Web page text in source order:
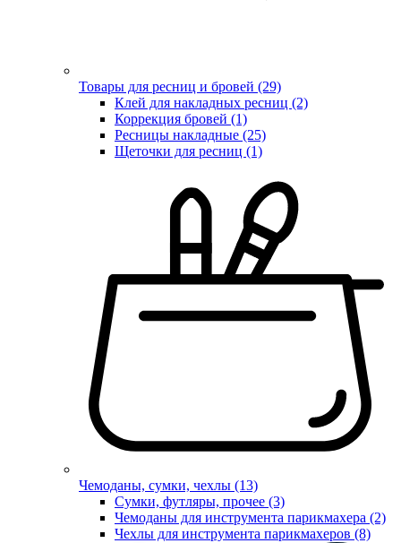
Товары для ресниц и бровей (29)
Клей для накладных ресниц (2)
Коррекция бровей (1)
Ресницы накладные (25)
Щеточки для ресниц (1)
Чемоданы, сумки, чехлы (13)
Сумки, футляры, прочее (3)
Чемоданы для инструмента парикмахера (2)
Чехлы для инструмента парикмахеров (8)